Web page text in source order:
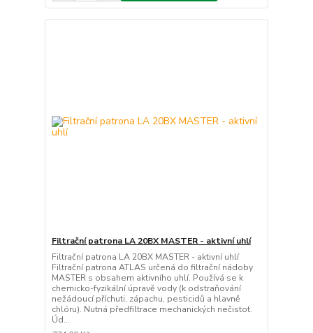
Filtrační patrona LA 20BX MASTER - aktivní uhlí
Filtrační patrona LA 20BX MASTER - aktivní uhlí
Filtrační patrona ATLAS určená do filtrační nádoby
MASTER s obsahem aktivního uhlí. Používá se k
chemicko-fyzikální úpravě vody (k odstraňování
nežádoucí příchuti, zápachu, pesticidů a hlavně
chlóru). Nutná předfiltrace mechanických nečistot.
Úd...